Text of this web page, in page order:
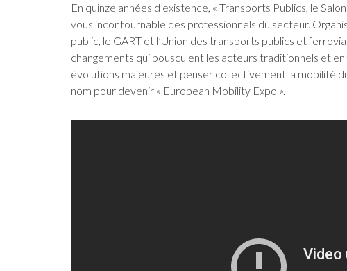
En quinze années d’existence, « Transports Publics, le
vous incontournable des professionnels du secteur.
public, le GART et l’Union des transports publics et
changements qui bousculent les acteurs traditionnels et
évolutions majeures et penser collectivement la mobilité
nom pour devenir « European Mobility Expo ».